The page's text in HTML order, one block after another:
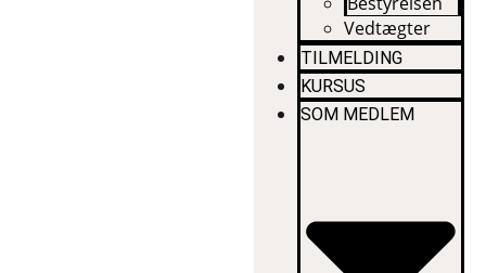
Vedtægter
TILMELDING
KURSUS
SOM MEDLEM